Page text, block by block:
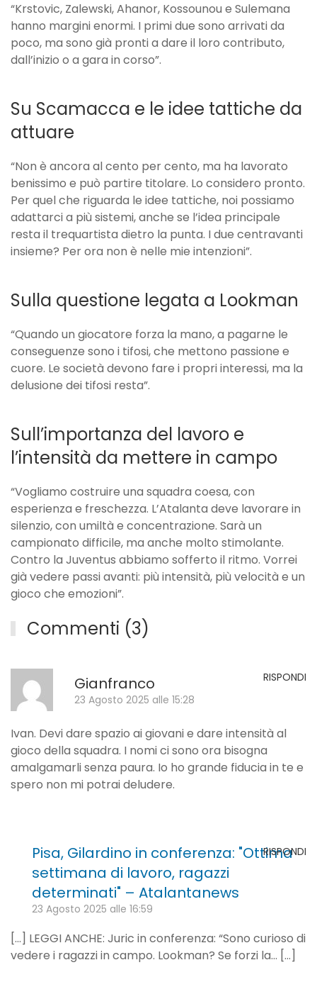
“Krstovic, Zalewski, Ahanor, Kossounou e Sulemana
hanno margini enormi. I primi due sono arrivati da
poco, ma sono già pronti a dare il loro contributo,
dall’inizio o a gara in corso”.
Su Scamacca e le idee tattiche da
attuare
“Non è ancora al cento per cento, ma ha lavorato
benissimo e può partire titolare. Lo considero pronto.
Per quel che riguarda le idee tattiche, noi possiamo
adattarci a più sistemi, anche se l’idea principale
resta il trequartista dietro la punta. I due centravanti
insieme? Per ora non è nelle mie intenzioni”.
Sulla questione legata a Lookman
“Quando un giocatore forza la mano, a pagarne le
conseguenze sono i tifosi, che mettono passione e
cuore. Le società devono fare i propri interessi, ma la
delusione dei tifosi resta”.
Sull’importanza del lavoro e
l’intensità da mettere in campo
“Vogliamo costruire una squadra coesa, con
esperienza e freschezza. L’Atalanta deve lavorare in
silenzio, con umiltà e concentrazione. Sarà un
campionato difficile, ma anche molto stimolante.
Contro la Juventus abbiamo sofferto il ritmo. Vorrei
già vedere passi avanti: più intensità, più velocità e un
gioco che emozioni”.
Commenti (3)
Gianfranco
23 Agosto 2025 alle 15:28
RISPONDI
Ivan. Devi dare spazio ai giovani e dare intensità al
gioco della squadra. I nomi ci sono ora bisogna
amalgamarli senza paura. Io ho grande fiducia in te e
spero non mi potrai deludere.
Pisa, Gilardino in conferenza: "Ottima
settimana di lavoro, ragazzi
determinati" – Atalantanews
23 Agosto 2025 alle 16:59
RISPONDI
[…] LEGGI ANCHE: Juric in conferenza: “Sono curioso di
vedere i ragazzi in campo. Lookman? Se forzi la… […]